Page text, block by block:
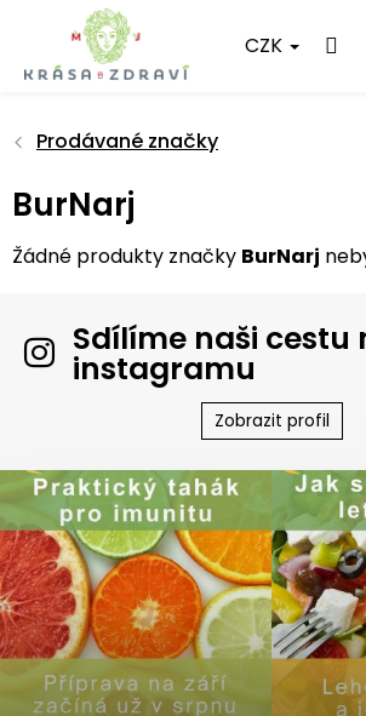
obsah
CZK
Prodávané značky
BurNarj
Žádné produkty značky BurNarj
Sdílíme naši cestu
instagramu
Zobrazit profil